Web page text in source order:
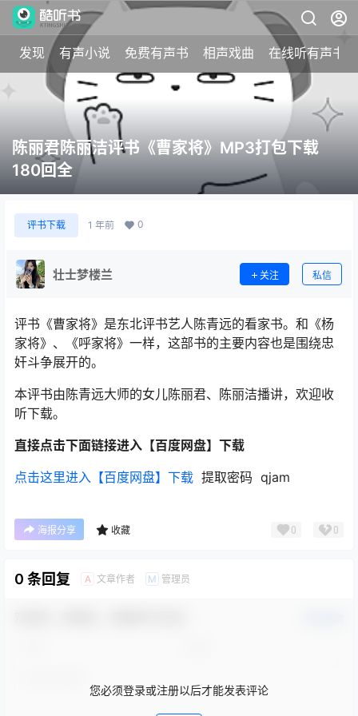
发现 有声小说 免费有声书 相声戏曲 在线听有声书
陈丽君陈丽洁评书《曹家将》MP3打包下载
180回全
评书下载 1 年前 0
壮士梦楼兰 关注 私信
评书《曹家将》是东北评书艺人陈青远的看家书。和《杨
家将》、《呼家将》一样，这部书的主要内容也是围绕忠
奸斗争展开的。
本评书由陈青远大师的女儿陈丽君、陈丽洁播讲，欢迎收
听下载。
直接点击下面链接进入【百度网盘】下载
点击这里进入【百度网盘】下载 提取密码 qjam
海报分享 收藏 0 0
0 条回复 A 文章作者 M 管理员
您必须登录或注册以后才能发表评论